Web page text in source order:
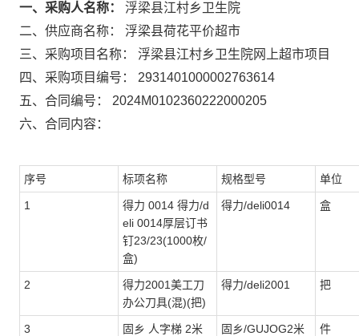
一、采购人名称：
浮梁县江村乡卫生院
二、供应商名称：
浮梁县荷花平价超市
三、采购项目名称：
浮梁县江村乡卫生院网上超市项目
四、采购项目编号：
2931401000002763614
五、合同编号：
2024M0102360222000205
六、合同内容：
序号 标项名称 规格型号 单位
1
得力 0014 得力/d
eli 0014厚层订书
钉23/23(1000枚/
盒)
得力/deli0014 盒
2
得力2001美工刀
办公刀具(混)(把)
得力/deli2001 把
3
固乡 人字梯 2米
固乡/GUJOG2米 件